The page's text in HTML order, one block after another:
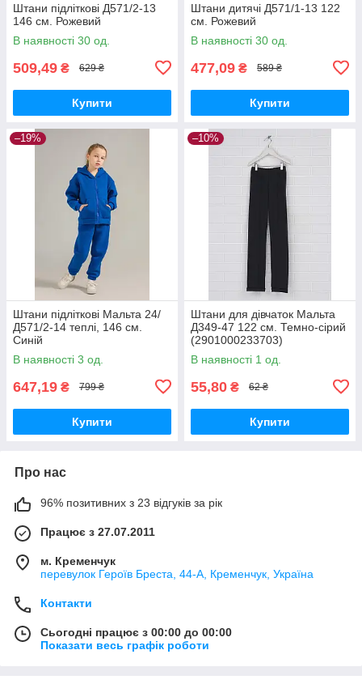
Штани підліткові Д571/2-13
146 см. Рожевий
В наявності 30 од.
509,49 ₴ 629 ₴
Купити
Штани дитячі Д571/1-13 122
см. Рожевий
В наявності 30 од.
477,09 ₴ 589 ₴
Купити
–19%
Штани підліткові Мальта 24/
Д571/2-14 теплі, 146 см.
Синій
В наявності 3 од.
647,19 ₴ 799 ₴
Купити
–10%
Штани для дівчаток Мальта
Д349-47 122 см. Темно-сірий
(2901000233703)
В наявності 1 од.
55,80 ₴ 62 ₴
Купити
Про нас
96% позитивних з 23 відгуків за рік
Працює з 27.07.2011
м. Кременчук
перевулок Героїв Бреста, 44-А, Кременчук, Україна
Контакти
Сьогодні працює з 00:00 до 00:00
Показати весь графік роботи